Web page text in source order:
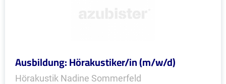
Ausbildung: Hörakustiker/in (m/w/d)
Hörakustik Nadine Sommerfeld